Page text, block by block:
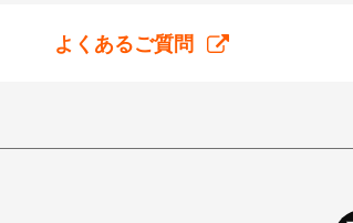
よくあるご質問